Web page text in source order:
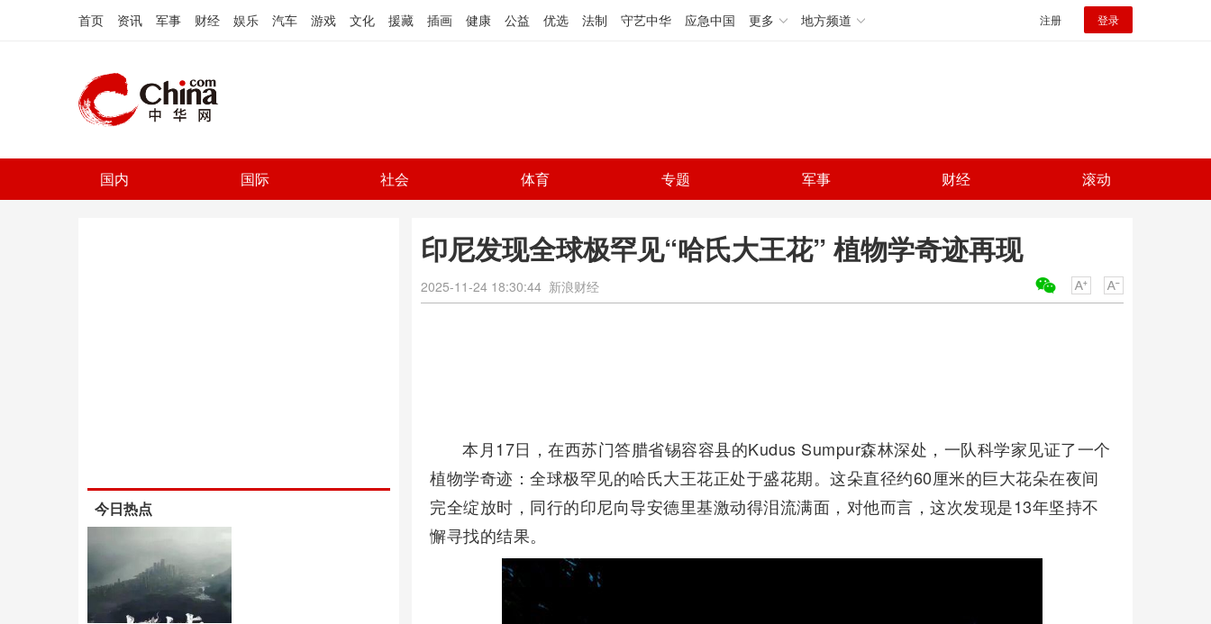
首页 资讯 军事 财经 娱乐 汽车 游戏 文化 援藏 插画 健康 公益 优选 法制 守艺中华 应急中国 更多 地方频道 注册 登录
国内 国际 社会 体育 专题 军事 财经 滚动
印尼发现全球极罕见“哈氏大王花” 植物学奇迹再现
2025-11-24 18:30:44 新浪财经
本月17日，在西苏门答腊省锡容容县的Kudus Sumpur森林深处，一队科学家见证了一个
植物学奇迹：全球极罕见的哈氏大王花正处于盛花期。这朵直径约60厘米的巨大花朵在夜间
完全绽放时，同行的印尼向导安德里基激动得泪流满面，对他而言，这次发现是13年坚持不
懈寻找的结果。
今日热点